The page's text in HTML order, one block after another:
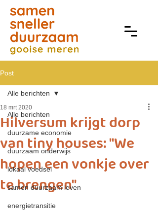
Post
Alle berichten
duurzame economie
duurzaam onderwijs
lokaal voedsel
samen duurzaam leven
energietransitie
Alle berichten
Hilversum krijgt dorp
van tiny houses: "We
hopen een vonkje over
te brengen"
18 mrt 2020